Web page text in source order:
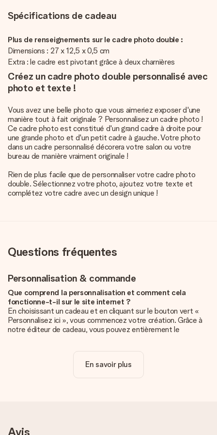
Spécifications de cadeau
Plus de renseignements sur le cadre photo double :
Dimensions : 27 x 12,5 x 0,5 cm
Extra : le cadre est pivotant grâce à deux charnières
Créez un cadre photo double personnalisé avec
photo et texte !
Vous avez une belle photo que vous aimeriez exposer d'une
manière tout à fait originale ? Personnalisez un cadre photo !
Ce cadre photo est constitué d'un grand cadre à droite pour
une grande photo et d'un petit cadre à gauche. Votre photo
dans un cadre personnalisé décorera votre salon ou votre
bureau de manière vraiment originale !
Rien de plus facile que de personnaliser votre cadre photo
double. Sélectionnez votre photo, ajoutez votre texte et
complétez votre cadre avec un design unique !
Questions fréquentes
Personnalisation & commande
Que comprend la personnalisation et comment cela
fonctionne-t-il sur le site internet ?
En choisissant un cadeau et en cliquant sur le bouton vert «
Personnalisez ici », vous commencez votre création. Grâce à
notre éditeur de cadeau, vous pouvez entièrement le
unique pour ajouter une touche finale à votre cadeau.
La personnalisation est-elle comprise dans le prix ?
ton cadeau. C'est pourquoi il est important d'utiliser des
En savoir plus
Avis